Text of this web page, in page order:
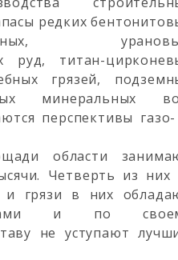
редких
руд, титан-
грязей,
минеральных
перспективы
области
Четверть из
и грязи в них
и по
не уступают